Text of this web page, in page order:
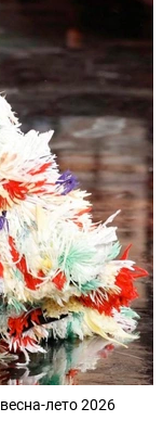
лето 2026